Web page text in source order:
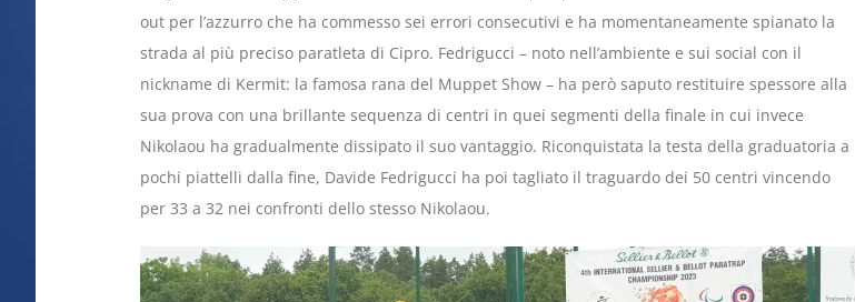
out per l’azzurro che ha commesso sei errori consecutivi e ha momentaneamente spianato la
strada al più preciso paratleta di Cipro. Fedrigucci – noto nell’ambiente e sui social con il
nickname di Kermit: la famosa rana del Muppet Show – ha però saputo restituire spessore alla
sua prova con una brillante sequenza di centri in quei segmenti della finale in cui invece
Nikolaou ha gradualmente dissipato il suo vantaggio. Riconquistata la testa della graduatoria a
pochi piattelli dalla fine, Davide Fedrigucci ha poi tagliato il traguardo dei 50 centri vincendo
per 33 a 32 nei confronti dello stesso Nikolaou.